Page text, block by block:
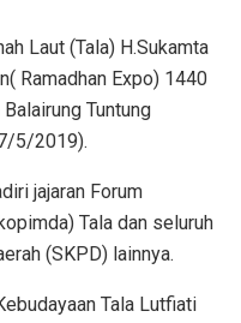
Laut (Tala) H.Sukamta
Ramadhan Expo) 1440
Tuntung
5/2019).
jajaran Forum
Tala dan seluruh
(SKPD) lainnya.
Tala Lutfiati